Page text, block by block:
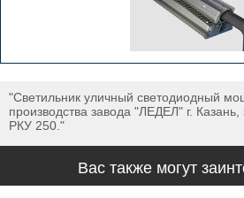
"Светильник уличный светодиодный
производства завода "ЛЕДЕЛ" г.
РКУ 250."
Вас также могут